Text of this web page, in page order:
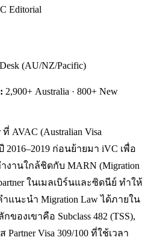
Editorial
(AU/NZ/Pacific)
2,900+ Australia · 800+ New
AVAC (Australian Visa
2016–2019 ก่อนย้ายมา iVC เพื่อ
งานใกล้ชิดกับ MARN (Migration
partner ในเมลเบิร์นและซิดนีย์ ทำให้
แนะนำ Migration Law ได้ภายใน
องเขาคือ Subclass 482 (TSS),
Partner Visa 309/100 ที่ใช้เวลา